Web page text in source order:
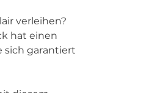
verleihen?
hat einen
sich garantiert